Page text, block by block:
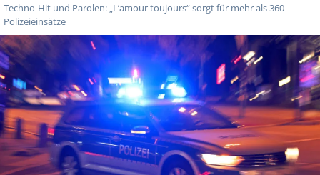
Techno-Hit und Parolen: „L’amour toujours“ sorgt für mehr als 360
Polizeieinsätze